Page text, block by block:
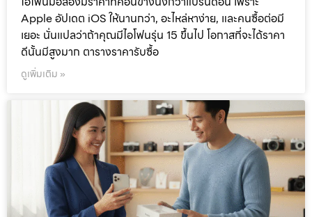
Apple อัปเดต iOS ให้นานกว่า, อะไหล่หาง่าย, และคนซื้อต่อมี
เยอะ นั่นแปลว่าถ้าคุณมีไอโฟนรุ่น 15 ขึ้นไป โอกาสที่จะได้ราคา
ดีนั้นมีสูงมาก ตารางราคารับซื้อ
ดูเพิ่มเติม »